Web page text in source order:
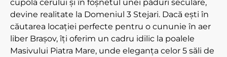
cupola cerului și în foșnetul unei păduri seculare,
devine realitate la Domeniul 3 Stejari. Dacă ești în
căutarea locației perfecte pentru o cununie în aer
liber Brașov, îți oferim un cadru idilic la poalele
Masivului Piatra Mare, unde eleganța celor 5 săli de